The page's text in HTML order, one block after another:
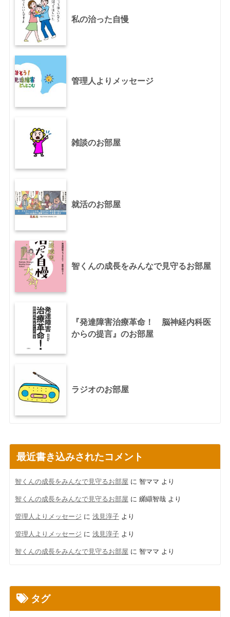
私の治った自慢
管理人よりメッセージ
雑談のお部屋
就活のお部屋
智くんの成長をみんなで見守るお部屋
『発達障害治療革命！ 脳神経内科医
からの提言』のお部屋
ラジオのお部屋
最近書き込みされたコメント
智くんの成長をみんなで見守るお部屋 に 智ママ より
智くんの成長をみんなで見守るお部屋 に 纐纈智哉より
管理人よりメッセージ に 浅見淳子より
管理人よりメッセージ に 浅見淳子より
智くんの成長をみんなで見守るお部屋 に 智ママ より
タグ